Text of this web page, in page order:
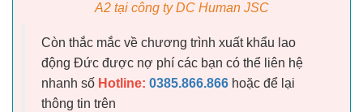
A2 tại công ty DC Human JSC
Còn thắc mắc về chương trình xuất khẩu lao
động Đức được nợ phí các bạn có thể liên hệ
nhanh số Hotline: 0385.866.866 hoặc để lại
thông tin trên